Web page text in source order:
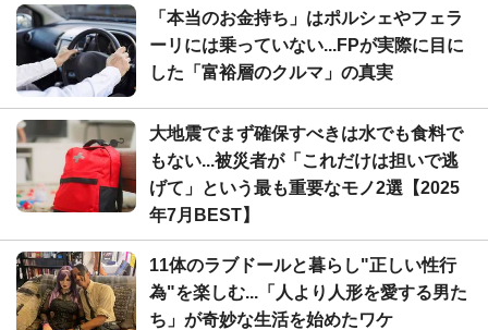
「本当のお金持ち」はポルシェやフェラ
ーリには乗っていない...FPが実際に目に
した「富裕層のクルマ」の真実
大地震でまず確保すべきは水でも食料で
もない...被災者が「これだけは担いで逃
げて」という最も重要なモノ2選【2025
年7月BEST】
11体のラブドールと暮らし"正しい性行
為"を楽しむ...「人より人形を愛する男た
ち」が奇妙な生活を始めたワケ